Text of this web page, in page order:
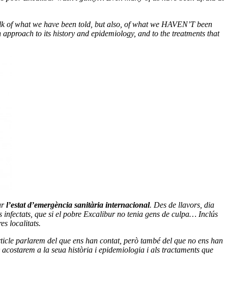
what we have been told, but also, of what we HAVEN’T been
to its history and epidemiology, and to the treatments that
l’estat d’emergència sanitària internacional. Des de llavors, dia
infectats, que si el pobre Excalibur no tenia gens de culpa… Inclús
localitats.
parlarem del que ens han contat, però també del que no ens han
a la seua història i epidemiologia i als tractaments que